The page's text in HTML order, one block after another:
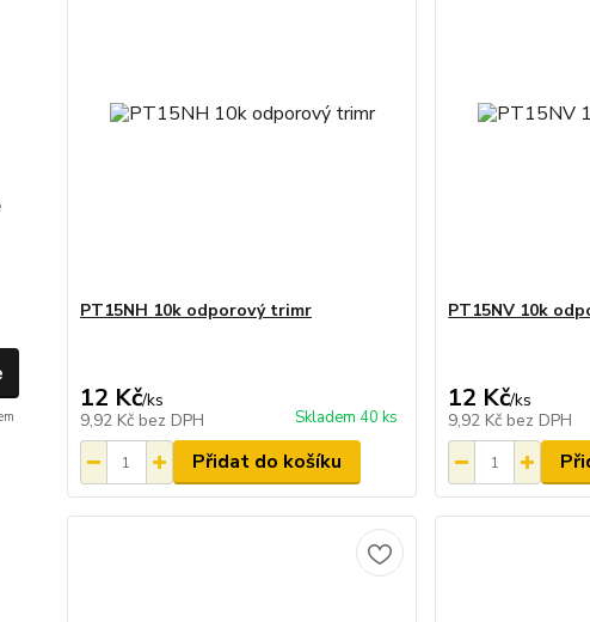
PT15NH 10k odporový trimr
12 Kč/ks
9,92 Kč bez DPH Skladem 40 ks
Přidat do košíku
PT15NV 10k
12 Kč/ks
9,92 Kč bez DPH